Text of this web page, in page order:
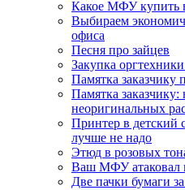
Какое МФУ купить
Выбираем
офиса
Песня про зайцев
Закупка
Памятка заказчику
Памятка
неоригинальных
Принтер в детский
лучше не надо
Этюд в розовых
Ваш МФУ атаковал
Две пачки бумаги